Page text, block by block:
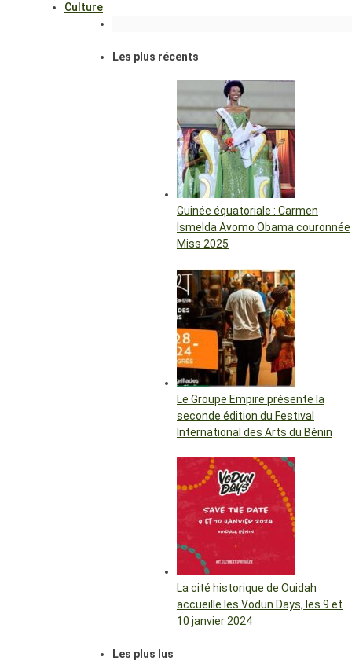
Culture
Les plus récents
Guinée équatoriale : Carmen
Ismelda Avomo Obama couronnée
Miss 2025
Le Groupe Empire présente la
seconde édition du Festival
International des Arts du Bénin
La cité historique de Ouidah
accueille les Vodun Days, les 9 et
10 janvier 2024
Les plus lus